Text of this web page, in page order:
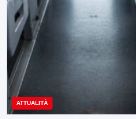
ATTUALITÀ